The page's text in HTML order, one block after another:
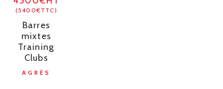
(5400€TTC)
Barres
mixtes
Training
Clubs
AGRÈS